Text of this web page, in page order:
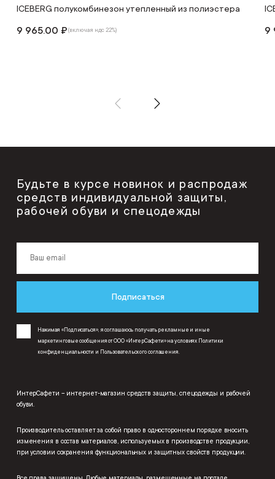
ICEBERG полукомбинезон утепленный из полиэстера
9 965.00 ₽(включая ндс 22%) 9
Будьте в курсе новинок и распродаж
средств индивидуальной защиты,
рабочей обуви и спецодежды
Подписаться
Нажимая «Подписаться», я соглашаюсь получать рекламные и иные
маркетинговые сообщения от ООО «ИнтерСафети» на условиях Политики
конфиденциальности и Пользовательского соглашения
ИнтерСафети – интернет-магазин средств защиты, спецодежды и рабочей
обуви.
Производитель оставляет за собой право в одностороннем порядке вносить
изменения в состав материалов, используемых в производстве продукции,
при условии сохранения функциональных и защитных свойств продукции.